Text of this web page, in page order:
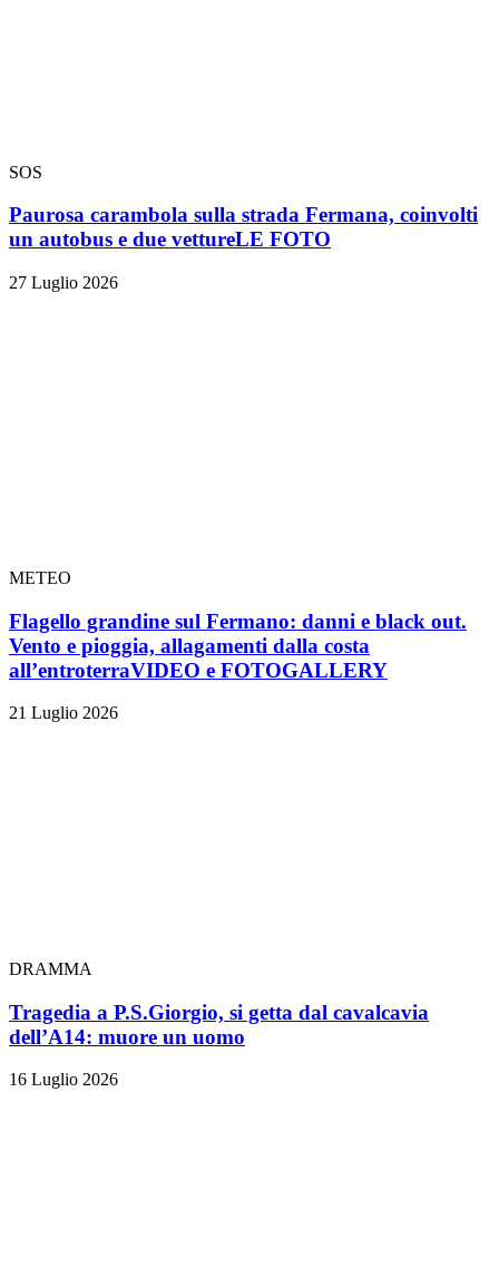
SOS
Paurosa carambola sulla strada Fermana, coinvolti
un autobus e due vettureLE FOTO
27 Luglio 2026
METEO
Flagello grandine sul Fermano: danni e black out.
Vento e pioggia, allagamenti dalla costa
all’entroterraVIDEO e FOTOGALLERY
21 Luglio 2026
DRAMMA
Tragedia a P.S.Giorgio, si getta dal cavalcavia
dell’A14: muore un uomo
16 Luglio 2026